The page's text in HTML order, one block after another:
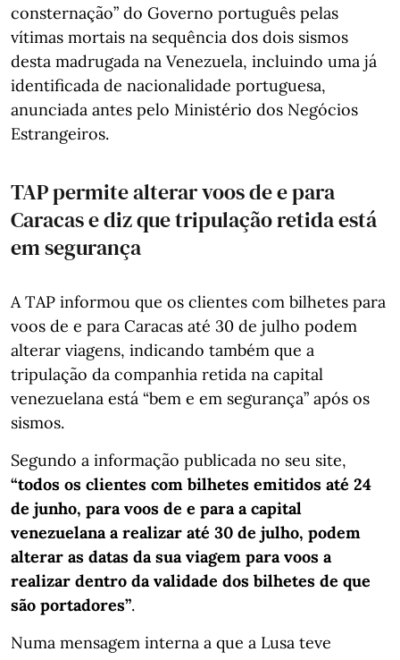
consternação” do Governo português pelas
vítimas mortais na sequência dos dois sismos
desta madrugada na Venezuela, incluindo uma já
identificada de nacionalidade portuguesa,
anunciada antes pelo Ministério dos Negócios
Estrangeiros.
TAP permite alterar voos de e para
Caracas e diz que tripulação retida está
em segurança
A TAP informou que os clientes com bilhetes para
voos de e para Caracas até 30 de julho podem
alterar viagens, indicando também que a
tripulação da companhia retida na capital
venezuelana está “bem e em segurança” após os
sismos.
Segundo a informação publicada no seu site,
“todos os clientes com bilhetes emitidos até 24
de junho, para voos de e para a capital
venezuelana a realizar até 30 de julho, podem
alterar as datas da sua viagem para voos a
realizar dentro da validade dos bilhetes de que
são portadores”.
Numa mensagem interna a que a Lusa teve